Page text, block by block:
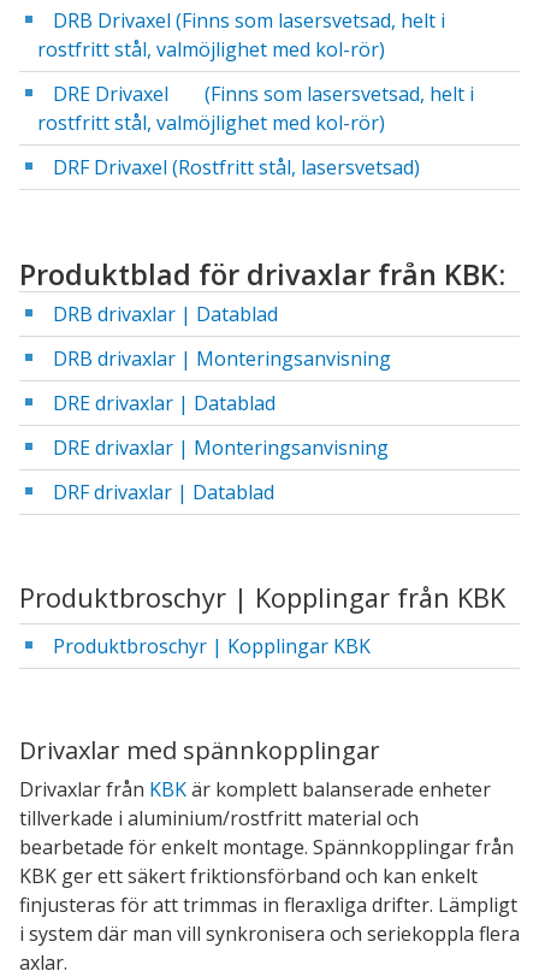
DRB Drivaxel (Finns som lasersvetsad, helt i
rostfritt stål, valmöjlighet med kol-rör)
DRE Drivaxel
(Finns som lasersvetsad, helt i
rostfritt stål, valmöjlighet med kol-rör)
DRF Drivaxel (Rostfritt stål, lasersvetsad)
Produktblad för drivaxlar från KBK:
DRB drivaxlar | Datablad
DRB drivaxlar | Monteringsanvisning
DRE drivaxlar | Datablad
DRE drivaxlar | Monteringsanvisning
DRF drivaxlar | Datablad
Produktbroschyr | Kopplingar från KBK
Produktbroschyr | Kopplingar KBK
Drivaxlar med spännkopplingar
Drivaxlar från KBKär komplett balanserade enheter
tillverkade i aluminium/rostfritt material och
bearbetade för enkelt montage. Spännkopplingar från
KBK ger ett säkert friktionsförband och kan enkelt
finjusteras för att trimmas in fleraxliga drifter. Lämpligt
i system där man vill synkronisera och seriekoppla flera
axlar.